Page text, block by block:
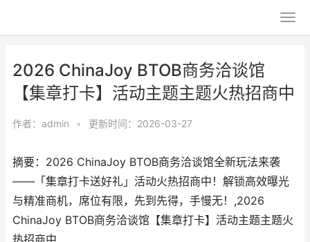
2026 ChinaJoy BTOB商务洽谈馆
【集章打卡】活动主题主题火热招商中
作者： admin • 更新时间：2026-03-27
摘要：2026 ChinaJoy BTOB商务洽谈馆全新玩法来袭
——「集章打卡送好礼」活动火热招商中！解锁高效曝光
与精准商机，席位有限，先到先得，手慢无！,2026
ChinaJoy BTOB商务洽谈馆【集章打卡】活动主题主题火